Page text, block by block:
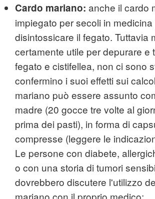
Cardo mariano: anche il cardo
impiegato per secoli in
disintossicare il fegato. Tuttavia
certamente utile per depurare e
fegato e cistifellea, non ci sono
confermino i suoi effetti sui
mariano può essere assunto
madre (20 gocce tre volte al
prima dei pasti), in forma di
compresse (leggere le
Le persone con diabete,
o con una storia di tumori
dovrebbero discutere l'utilizzo